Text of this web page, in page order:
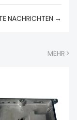
NACHRICHTEN →
MEHR >